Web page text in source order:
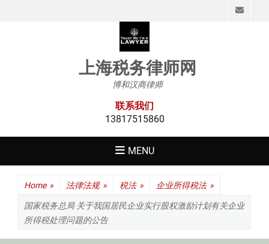
上海税务律师网
博和汉商律师
联系我们
13817515860
MENU
Home » 法律法规 » 税法 » 企业所得税法 »
国家税务总局 关于我国居民企业实行股权激励计划有关企业
所得税处理问题的公告